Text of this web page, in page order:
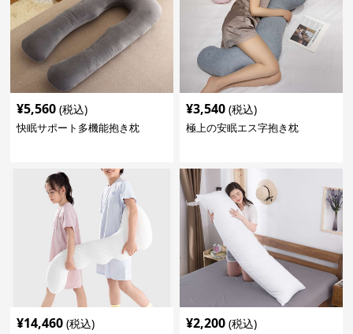
¥5,560 (税込)
快眠サポート多機能抱き枕
¥3,540 (税込)
極上の安眠エス字抱き枕
¥14,460 (税込) ¥2,200 (税込)